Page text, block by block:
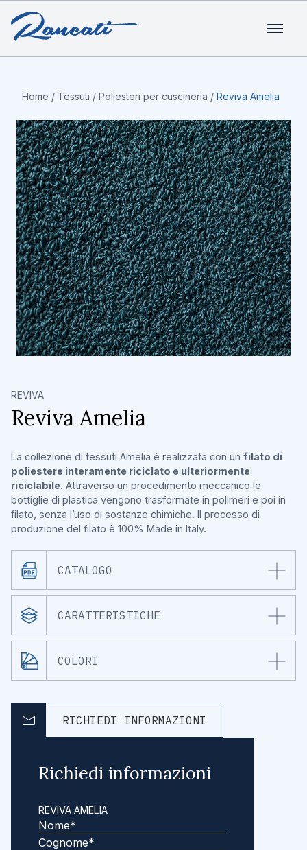
Home / Tessuti / Poliesteri per cuscineria / Reviva Amelia
REVIVA
Reviva Amelia
La collezione di tessuti Amelia è realizzata con un filato di
poliestere interamente riciclato e ulteriormente
riciclabile. Attraverso un procedimento meccanico le
bottiglie di plastica vengono trasformate in polimeri e poi in
filato, senza l’uso di sostanze chimiche. Il processo di
produzione del filato è 100% Made in Italy.
CATALOGO
CARATTERISTICHE
COLORI
RICHIEDI INFORMAZIONI
Richiedi informazioni
REVIVA AMELIA
Nome